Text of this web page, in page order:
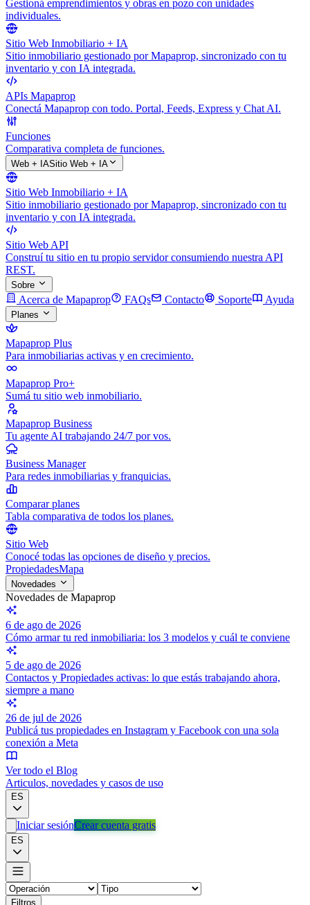
Gestioná emprendimientos y obras en pozo con unidades
individuales.
Sitio Web Inmobiliario + IA
Sitio inmobiliario gestionado por Mapaprop, sincronizado con tu
inventario y con IA integrada.
APIs Mapaprop
Conectá Mapaprop con todo. Portal, Feeds, Express y Chat AI.
Funciones
Comparativa completa de funciones.
Web + IASitio Web + IA
Sitio Web Inmobiliario + IA
Sitio inmobiliario gestionado por Mapaprop, sincronizado con tu
inventario y con IA integrada.
Sitio Web API
Construí tu sitio en tu propio servidor consumiendo nuestra API
REST.
Sobre
Acerca de Mapaprop FAQs Contacto Soporte Ayuda
Planes
Mapaprop Plus
Para inmobiliarias activas y en crecimiento.
Mapaprop Pro+
Sumá tu sitio web inmobiliario.
Mapaprop Business
Tu agente AI trabajando 24/7 por vos.
Business Manager
Para redes inmobiliarias y franquicias.
Comparar planes
Tabla comparativa de todos los planes.
Sitio Web
Conocé todas las opciones de diseño y precios.
PropiedadesMapa
Novedades
Novedades de Mapaprop
6 de ago de 2026
Cómo armar tu red inmobiliaria: los 3 modelos y cuál te conviene
5 de ago de 2026
Contactos y Propiedades activas: lo que estás trabajando ahora,
siempre a mano
26 de jul de 2026
Publicá tus propiedades en Instagram y Facebook con una sola
conexión a Meta
Ver todo el Blog
Articulos, novedades y casos de uso
ES
Iniciar sesiónCrear cuenta gratis
ES
Filtros